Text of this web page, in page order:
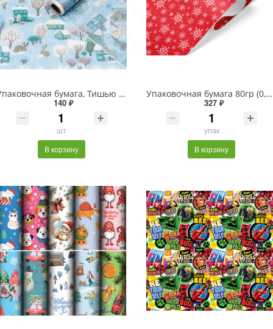
Упаковочная бумага, Тишью (0,7*10 м) Морозный день, Голубой, 1 шт.
140 ₽
шт
В корзину
Упаковочная бумага 80гр (0,7*1 м) Волшебные снежинки, 10 шт.
327 ₽
упак
В корзину